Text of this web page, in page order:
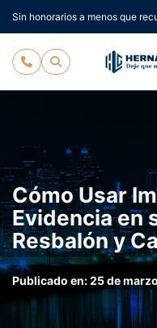
al
contenido
Sin honorarios a menos que
Cómo Usar
Evidencia en
Resbalón y
Publicado en:25 de